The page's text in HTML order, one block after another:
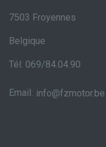
7503 Froyennes
Belgique
Tél: 069/84.04.90
Email: info@fzmotor.be